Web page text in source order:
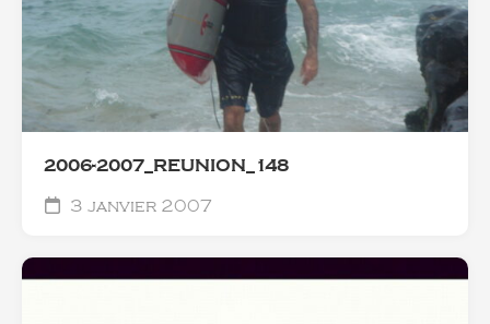
2006-2007_REUNION_148
3 janvier 2007